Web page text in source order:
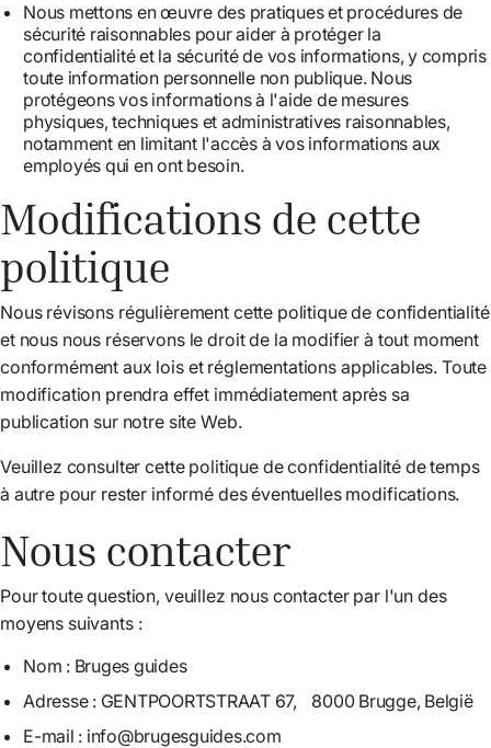
Nous mettons en œuvre des pratiques et procédures de
sécurité raisonnables pour aider à protéger la
confidentialité et la sécurité de vos informations, y compris
toute information personnelle non publique. Nous
protégeons vos informations à l'aide de mesures
physiques, techniques et administratives raisonnables,
notamment en limitant l'accès à vos informations aux
employés qui en ont besoin.
Modifications de cette
politique
Nous révisons régulièrement cette politique de confidentialité
et nous nous réservons le droit de la modifier à tout moment
conformément aux lois et réglementations applicables. Toute
modification prendra effet immédiatement après sa
publication sur notre site Web.
Veuillez consulter cette politique de confidentialité de temps
à autre pour rester informé des éventuelles modifications.
Nous contacter
Pour toute question, veuillez nous contacter par l'un des
moyens suivants :
Nom : Bruges guides
Adresse : GENTPOORTSTRAAT 67, 8000 Brugge, België
E-mail : info@brugesguides.com